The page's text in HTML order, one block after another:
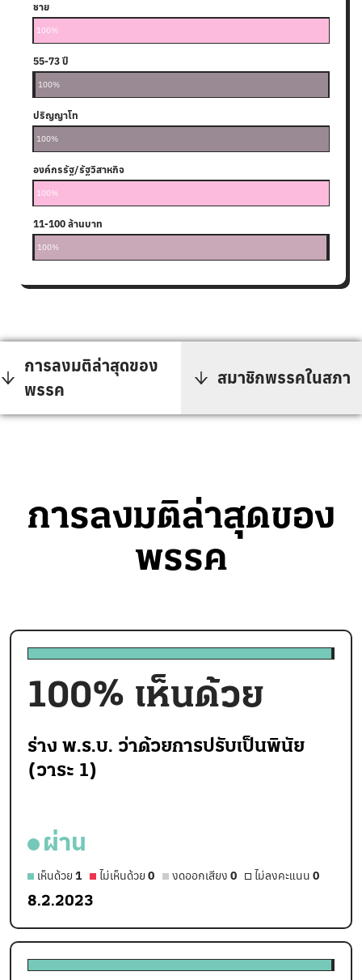
ชาย
100%
25-38 ปี
39-54 ปี
55-73 ปี
100%
ปริญญาโท
100%
องค์กรรัฐ/รัฐวิสาหกิจ
100%
0-10 ล้านบาท
11-100 ล้านบาท
100%
การลงมติล่าสุดของ
พรรค
สมาชิกพรรคในสภา
การลงมติล่าสุดของ
พรรค
100% เห็นด้วย
ร่าง พ.ร.บ. ว่าด้วยการปรับเป็นพินัย
(วาระ 1)
ผ่าน
เห็นด้วย 1 ไม่เห็นด้วย 0 งดออกเสียง 0 ไม่ลงคะแนน 0
8.2.2023